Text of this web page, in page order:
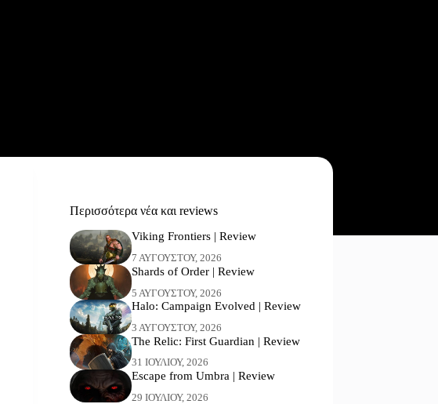
Περισσότερα νέα και reviews
Viking Frontiers | Review
7 ΑΥΓΟΎΣΤΟΥ, 2026
Shards of Order | Review
5 ΑΥΓΟΎΣΤΟΥ, 2026
Halo: Campaign Evolved | Review
3 ΑΥΓΟΎΣΤΟΥ, 2026
The Relic: First Guardian | Review
31 ΙΟΥΛΊΟΥ, 2026
Escape from Umbra | Review
29 ΙΟΥΛΊΟΥ, 2026